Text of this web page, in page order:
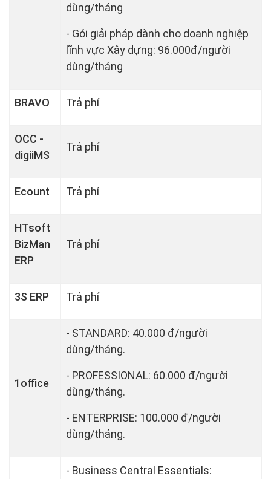
dùng/tháng
- Gói giải pháp dành cho doanh nghiệp
lĩnh vực Xây dựng: 96.000đ/người
dùng/tháng
BRAVO Trả phí
OCC -
digiiMS
Trả phí
Ecount Trả phí
HTsoft
BizMan
ERP
Trả phí
3S ERP Trả phí
1office
- STANDARD: 40.000 đ/người
dùng/tháng.
- PROFESSIONAL: 60.000 đ/người
dùng/tháng.
- ENTERPRISE: 100.000 đ/người
dùng/tháng.
- Business Central Essentials: